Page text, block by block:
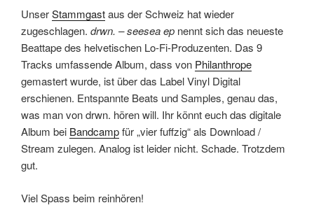
UnserStammgastaus der Schweiz hat wieder
zugeschlagen. drwn. – seesea ep nennt sich das neueste
Beattape des helvetischen Lo-Fi-Produzenten. Das 9
Tracks umfassende Album, dass von Philanthrope
gemastert wurde, ist über das Label Vinyl Digital
erschienen. Entspannte Beats und Samples, genau das,
was man von drwn. hören will. Ihr könnt euch das digitale
Album bei Bandcampfür „vier fuffzig“ als Download /
Stream zulegen. Analog ist leider nicht. Schade. Trotzdem
gut.
Viel Spass beim reinhören!